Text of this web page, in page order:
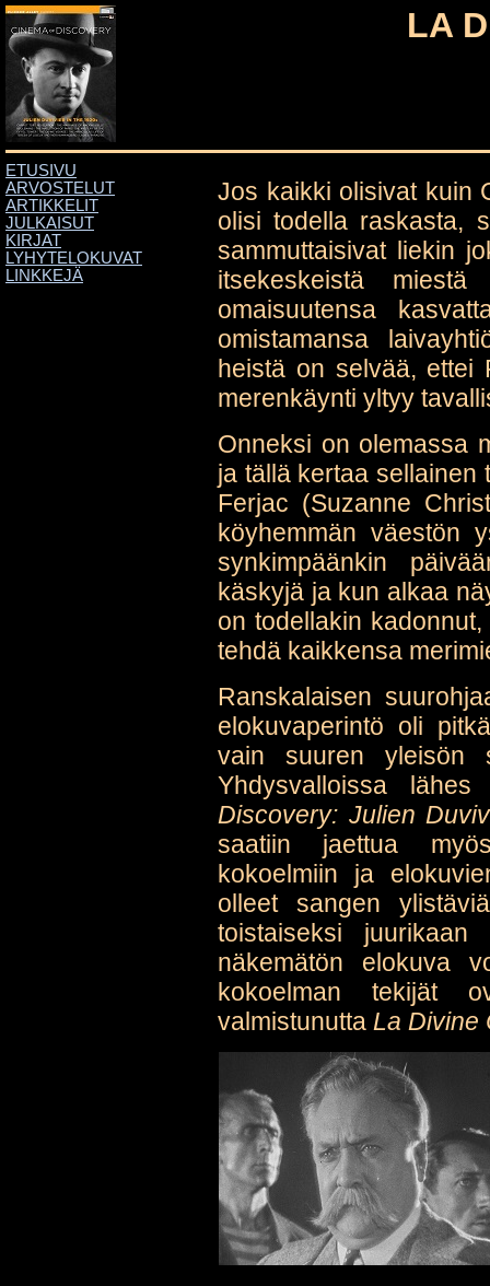
LA
ETUSIVU
ARVOSTELUT
ARTIKKELIT
JULKAISUT
KIRJAT
LYHYTELOKUVAT
LINKKEJÄ
Jos kaikki olisivat kuin
olisi todella raskasta,
sammuttaisivat liekin
itsekeskeistä
omaisuutensa
omistamansa
heistä on selvää, ettei
merenkäynti yltyy
Onneksi on olemassa
ja tällä kertaa sellainen
Ferjac (Suzanne
köyhemmän väestön
synkimpäänkin
käskyjä ja kun alkaa
on todellakin
tehdä kaikkensa
Ranskalaisen
elokuvaperintö oli
vain suuren yleisön
Yhdysvalloissa
Discovery: Julien
saatiin jaettua
kokoelmiin ja
olleet sangen
toistaiseksi
näkemätön elokuva
kokoelman tekijät
valmistunutta La Divine